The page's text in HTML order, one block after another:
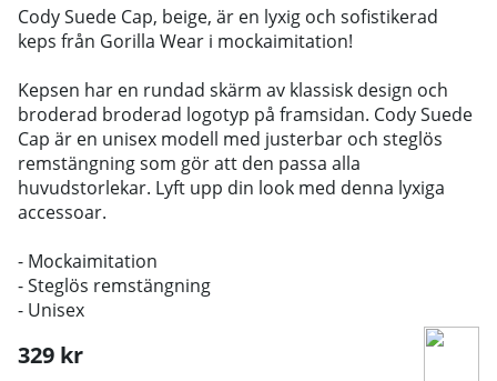
Cody Suede Cap, beige, är en lyxig och sofistikerad
keps från Gorilla Wear i mockaimitation!
Kepsen har en rundad skärm av klassisk design och
broderad broderad logotyp på framsidan. Cody Suede
Cap är en unisex modell med justerbar och steglös
remstängning som gör att den passa alla
huvudstorlekar. Lyft upp din look med denna lyxiga
accessoar.
- Mockaimitation
- Steglös remstängning
- Unisex
329 kr